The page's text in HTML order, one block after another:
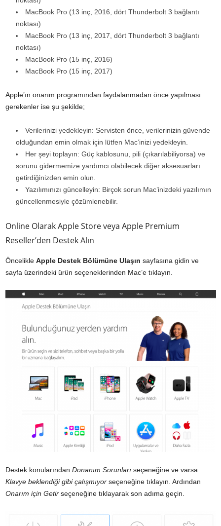
MacBook Pro (13 inç, 2016, dört Thunderbolt 3 bağlantı
noktası)
MacBook Pro (13 inç, 2017, dört Thunderbolt 3 bağlantı
noktası)
MacBook Pro (15 inç, 2016)
MacBook Pro (15 inç, 2017)
Apple’ın onarım programından faydalanmadan önce yapılması
gerekenler ise şu şekilde;
Verilerinizi yedekleyin: Servisten önce, verilerinizin güvende
olduğundan emin olmak için lütfen Mac’inizi yedekleyin.
Her şeyi toplayın: Güç kablosunu, pili (çıkarılabiliyorsa) ve
sorunu gidermemize yardımcı olabilecek diğer aksesuarları
getirdiğinizden emin olun.
Yazılımınızı güncelleyin: Birçok sorun Mac’inizdeki yazılımın
güncellenmesiyle çözümlenebilir.
Online Olarak Apple Store veya Apple Premium
Reseller’den Destek Alın
Öncelikle Apple Destek Bölümüne Ulaşın sayfasına gidin ve
sayfa üzerindeki ürün seçeneklerinden Mac’e tıklayın.
Destek konularından Donanım Sorunları seçeneğine ve varsa
Klavye beklendiği gibi çalışmıyor seçeneğine tıklayın. Ardından
Onarım için Getir seçeneğine tıklayarak son adıma geçin.